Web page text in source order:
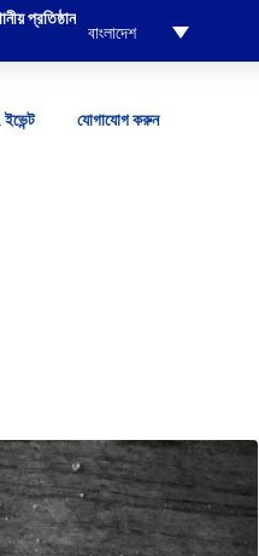
প্রতিষ্ঠান
বাংলাদেশ
যোগাযোগ করুন